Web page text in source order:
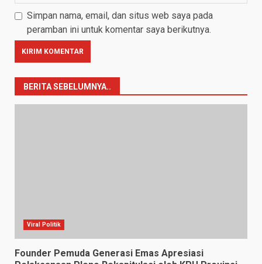
Simpan nama, email, dan situs web saya pada
peramban ini untuk komentar saya berikutnya.
BERITA SEBELUMNYA..
Viral Politik
Founder Pemuda Generasi Emas Apresiasi